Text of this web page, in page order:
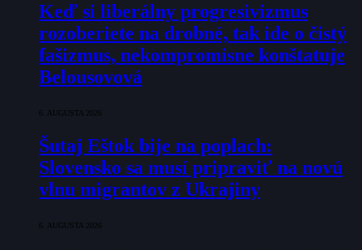
Keď si liberálny progresivizmus
rozoberiete na drobné, tak ide o čistý
fašizmus, nekompromisne konštatuje
Belousovová
6. AUGUSTA 2026
Šutaj Eštok bije na poplach:
Slovensko sa musí pripraviť na novú
vlnu migrantov z Ukrajiny
6. AUGUSTA 2026